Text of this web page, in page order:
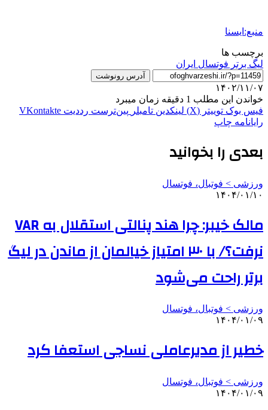
منبع:ایسنا
برچسب ها
لیگ برتر فوتسال ایران
آدرس رونوشت
۱۴۰۲/۱۱/۰۷
خواندن این مطلب 1 دقیقه زمان میبرد
فیس بوک توییتر (X) لینکدین ‫تامبلر ‫پین‌ترست ‫رددیت ‫VKontakte
رایانامه چاپ
بعدی را بخوانید
ورزشی > فوتبال، فوتسال
۱۴۰۴/۰۱/۱۰
مالک خیبر: چرا هند پنالتی استقلال به VAR
نرفت؟/ با ۳۰ امتیاز خیالمان از ماندن در لیگ
برتر راحت می‌شود
ورزشی > فوتبال، فوتسال
۱۴۰۴/۰۱/۰۹
خطیر از مدیرعاملی نساجی استعفا کرد
ورزشی > فوتبال، فوتسال
۱۴۰۴/۰۱/۰۹